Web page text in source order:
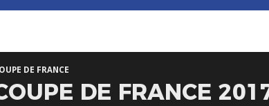
DE FRANCE
DE FRANCE